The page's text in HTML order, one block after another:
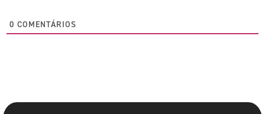
0 COMENTÁRIOS